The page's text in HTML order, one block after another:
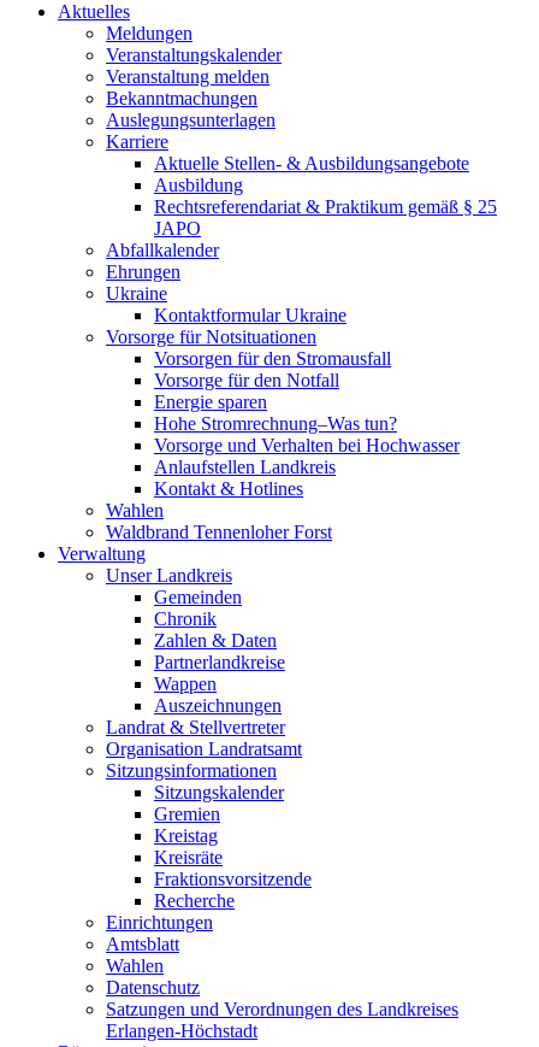
Aktuelles
Meldungen
Veranstaltungskalender
Veranstaltung melden
Bekanntmachungen
Auslegungsunterlagen
Karriere
Aktuelle Stellen- & Ausbildungsangebote
Ausbildung
Rechtsreferendariat & Praktikum gemäß § 25
JAPO
Abfallkalender
Ehrungen
Ukraine
Kontaktformular Ukraine
Vorsorge für Notsituationen
Vorsorgen für den Stromausfall
Vorsorge für den Notfall
Energie sparen
Hohe Stromrechnung–Was tun?
Vorsorge und Verhalten bei Hochwasser
Anlaufstellen Landkreis
Kontakt & Hotlines
Wahlen
Waldbrand Tennenloher Forst
Verwaltung
Unser Landkreis
Gemeinden
Chronik
Zahlen & Daten
Partnerlandkreise
Wappen
Auszeichnungen
Landrat & Stellvertreter
Organisation Landratsamt
Sitzungsinformationen
Sitzungskalender
Gremien
Kreistag
Kreisräte
Fraktionsvorsitzende
Recherche
Einrichtungen
Amtsblatt
Wahlen
Datenschutz
Satzungen und Verordnungen des Landkreises
Erlangen-Höchstadt